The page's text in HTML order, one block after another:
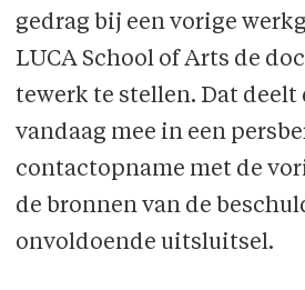
gedrag bij een vorige
LUCA School of Arts de
tewerk te stellen. Dat deelt
vandaag mee in een
contactopname met de
de bronnen van de
onvoldoende uitsluitsel.